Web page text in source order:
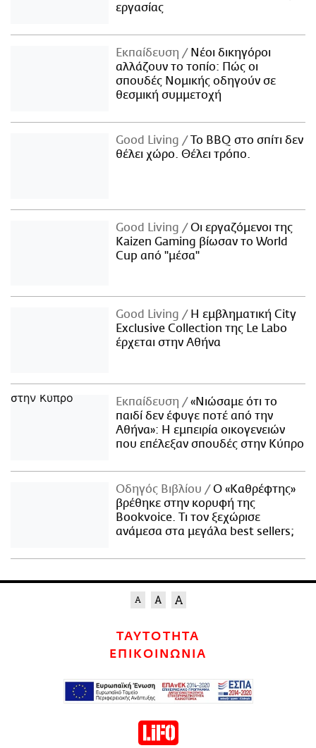
εργασίας
Εκπαίδευση
Νέοι δικηγόροι
αλλάζουν το τοπίο: Πώς οι
σπουδές Νομικής οδηγούν σε
θεσμική συμμετοχή
Good Living
Το BBQ στο σπίτι δεν
θέλει χώρο. Θέλει τρόπο.
Good Living
Οι εργαζόμενοι της
Kaizen Gaming βίωσαν το World
Cup από "μέσα"
Good Living
Η εμβληματική City
Exclusive Collection της Le Labo
έρχεται στην Αθήνα
Εκπαίδευση
«Νιώσαμε ότι το
παιδί δεν έφυγε ποτέ από την
Αθήνα»: Η εμπειρία οικογενειών
που επέλεξαν σπουδές στην Κύπρο
Οδηγός Βιβλίου
Ο «Καθρέφτης»
βρέθηκε στην κορυφή της
Bookvoice. Τι τον ξεχώρισε
ανάμεσα στα μεγάλα best sellers;
ΤΑΥΤΟΤΗΤΑ
ΕΠΙΚΟΙΝΩΝΙΑ